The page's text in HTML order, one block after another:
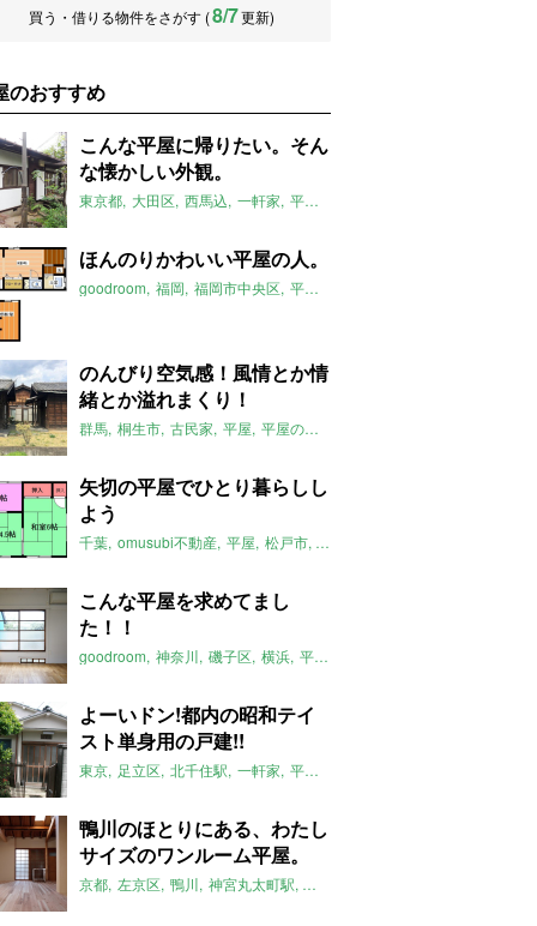
買う・借りる物件をさがす (8/7更新)
のおすすめ
こんな平屋に帰りたい。そん
な懐かしい外観。
東京都 大田区 西馬込 一軒家 平屋
ほんのりかわいい平屋の人。
goodroom 福岡 福岡市中央区 平屋
のんびり空気感！風情とか情
緒とか溢れまくり！
群馬 桐生市 古民家 平屋 平屋のおすすめ
矢切の平屋でひとり暮らしし
よう
千葉 omusubi不動産 平屋 松戸市 平屋のおすすめ
こんな平屋を求めてまし
た！！
goodroom 神奈川 磯子区 横浜 平屋
よーいドン!都内の昭和テイ
スト単身用の戸建!!
東京 足立区 北千住駅 一軒家 平屋
鴨川のほとりにある、わたし
サイズのワンルーム平屋。
京都 左京区 鴨川 神宮丸太町駅 リノベーション